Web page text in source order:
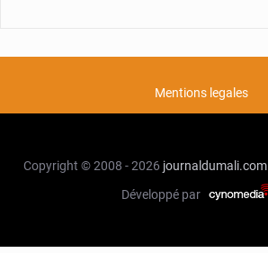
Mentions legales
Copyright © 2008 - 2026 journaldumali.com
Développé par